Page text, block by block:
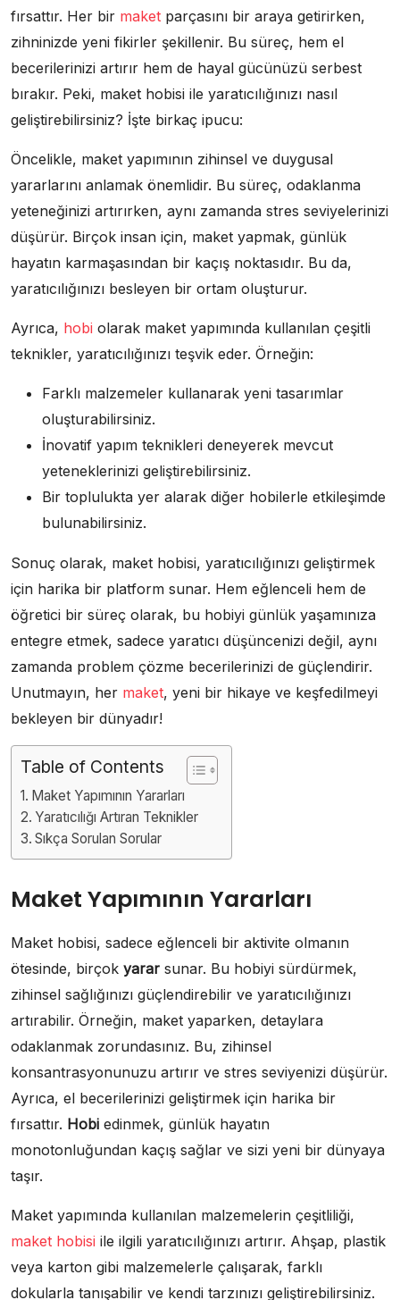
fırsattır. Her bir maket parçasını bir araya getirirken,
zihninizde yeni fikirler şekillenir. Bu süreç, hem el
becerilerinizi artırır hem de hayal gücünüzü serbest
bırakır. Peki, maket hobisi ile yaratıcılığınızı nasıl
geliştirebilirsiniz? İşte birkaç ipucu:
Öncelikle, maket yapımının zihinsel ve duygusal
yararlarını anlamak önemlidir. Bu süreç, odaklanma
yeteneğinizi artırırken, aynı zamanda stres seviyelerinizi
düşürür. Birçok insan için, maket yapmak, günlük
hayatın karmaşasından bir kaçış noktasıdır. Bu da,
yaratıcılığınızı besleyen bir ortam oluşturur.
Ayrıca, hobi olarak maket yapımında kullanılan çeşitli
teknikler, yaratıcılığınızı teşvik eder. Örneğin:
Farklı malzemeler kullanarak yeni tasarımlar
oluşturabilirsiniz.
İnovatif yapım teknikleri deneyerek mevcut
yeteneklerinizi geliştirebilirsiniz.
Bir toplulukta yer alarak diğer hobilerle etkileşimde
bulunabilirsiniz.
Sonuç olarak, maket hobisi, yaratıcılığınızı geliştirmek
için harika bir platform sunar. Hem eğlenceli hem de
öğretici bir süreç olarak, bu hobiyi günlük yaşamınıza
entegre etmek, sadece yaratıcı düşüncenizi değil, aynı
zamanda problem çözme becerilerinizi de güçlendirir.
Unutmayın, her maket, yeni bir hikaye ve keşfedilmeyi
bekleyen bir dünyadır!
Table of Contents
Maket Yapımının Yararları
Yaratıcılığı Artıran Teknikler
Sıkça Sorulan Sorular
Maket Yapımının Yararları
Maket hobisi, sadece eğlenceli bir aktivite olmanın
ötesinde, birçok yarar sunar. Bu hobiyi sürdürmek,
zihinsel sağlığınızı güçlendirebilir ve yaratıcılığınızı
artırabilir. Örneğin, maket yaparken, detaylara
odaklanmak zorundasınız. Bu, zihinsel
konsantrasyonunuzu artırır ve stres seviyenizi düşürür.
Ayrıca, el becerilerinizi geliştirmek için harika bir
fırsattır. Hobi edinmek, günlük hayatın
monotonluğundan kaçış sağlar ve sizi yeni bir dünyaya
taşır.
Maket yapımında kullanılan malzemelerin çeşitliliği,
maket hobisi ile ilgili yaratıcılığınızı artırır. Ahşap, plastik
veya karton gibi malzemelerle çalışarak, farklı
dokularla tanışabilir ve kendi tarzınızı geliştirebilirsiniz.